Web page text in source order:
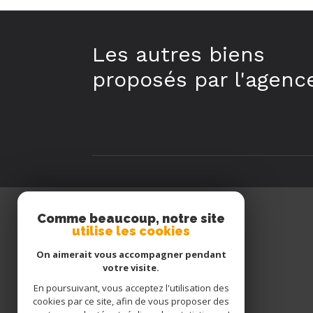
Les autres biens
proposés par
Queyras Immobilier
04 92 45 45 45
06 77 91 50 54
queyrasimmo@wanadoo.fr
Comme beaucoup, notre site
utilise les cookies
On aimerait vous accompagner pendant
votre visite.
En poursuivant, vous acceptez l'utilisation des
cookies par ce site, afin de vous proposer des